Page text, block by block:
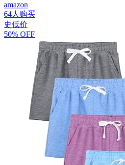
amazon
64人购买
史低价
50% OFF